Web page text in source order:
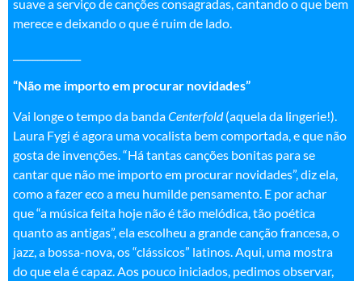
suave a serviço de canções consagradas, cantando o que bem
merece e deixando o que é ruim de lado.
“Não me importo em procurar novidades”
Vai longe o tempo da bandaCenterfold(aquela da lingerie!).
Laura Fygi é agora uma vocalista bem comportada, e que não
gosta de invenções. “Há tantas canções bonitas para se
cantar que não me importo em procurar novidades”, diz ela,
como a fazer eco a meu humilde pensamento. E por achar
que “a música feita hoje não é tão melódica, tão poética
quanto as antigas”, ela escolheu a grande canção francesa, o
jazz, a bossa-nova, os “clássicos” latinos. Aqui, uma mostra
do que ela é capaz. Aos pouco iniciados, pedimos observar,